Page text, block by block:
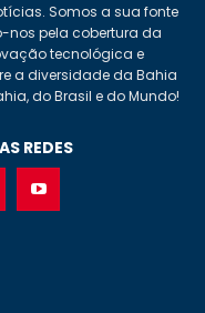
Somos a sua fonte
pela cobertura da
tecnológica e
a diversidade da Bahia
do Brasil e do Mundo!
REDES